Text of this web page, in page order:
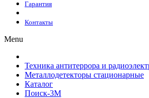
Гарантия
Контакты
Menu
Техника антитеррора и
Металлодетекторы стационарные
Каталог
Поиск-3М